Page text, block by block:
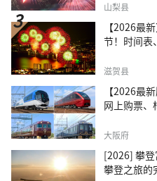
山梨县
【2026最
节！时间表
滋贺县
【2026最
网上购票、
大阪府
[2026] 攀
攀登之旅的